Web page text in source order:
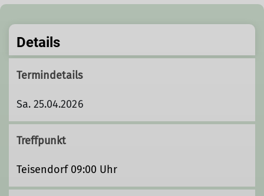
Details
Termindetails
Sa. 25.04.2026
Treffpunkt
Teisendorf 09:00 Uhr